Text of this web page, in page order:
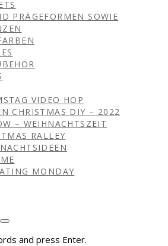
PRÄGEFORMEN SOWIE
VIDEO HOP
CHRISTMAS DIY – 2022
– WEIHNACHTSZEIT
RALLEY
MONDAY
and press Enter.